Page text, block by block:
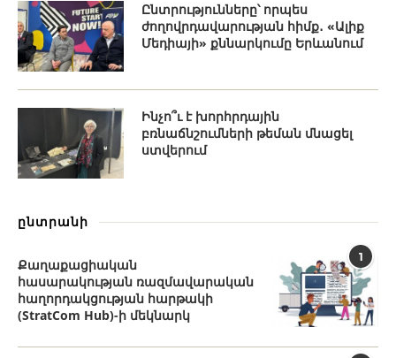
Ընտրությունները՝ որպես
ժողովրդավարության հիմք․ «Ալիք
Մեդիայի» քննարկումը Երևանում
Ինչո՞ւ է խորհրդային
բռնաճնշումների թեման մնացել
ստվերում
ընտրանի
1
Քաղաքացիական
հասարակության ռազմավարական
հաղորդակցության հարթակի
(StratCom Hub)-ի մեկնարկ